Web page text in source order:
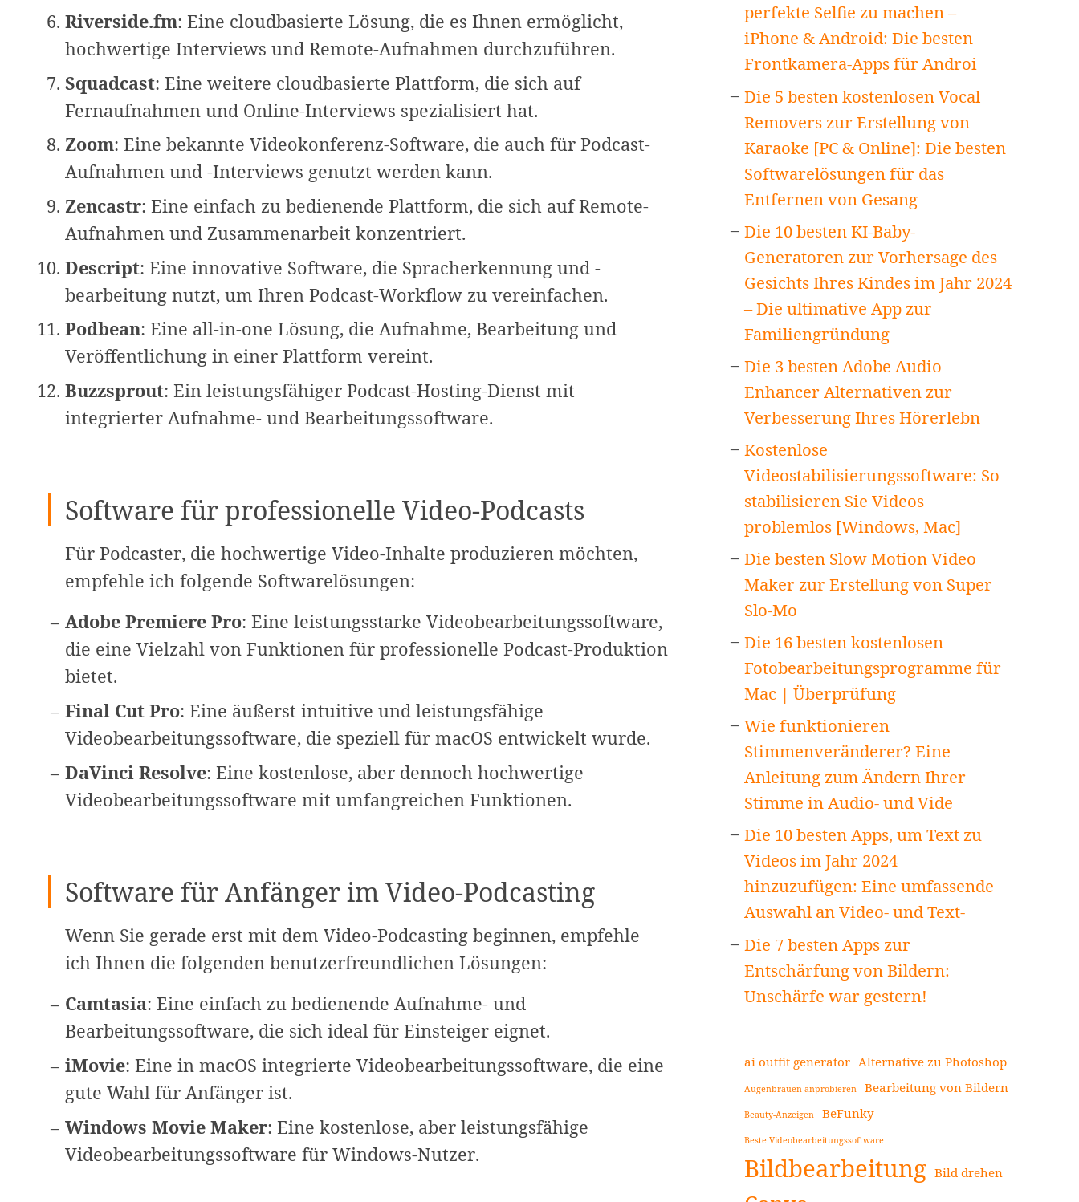
Riverside.fm: Eine cloudbasierte Lösung, die es Ihnen ermöglicht,
hochwertige Interviews und Remote-Aufnahmen durchzuführen.
Squadcast: Eine weitere cloudbasierte Plattform, die sich auf
Fernaufnahmen und Online-Interviews spezialisiert hat.
Zoom: Eine bekannte Videokonferenz-Software, die auch für Podcast-
Aufnahmen und -Interviews genutzt werden kann.
Zencastr: Eine einfach zu bedienende Plattform, die sich auf Remote-
Aufnahmen und Zusammenarbeit konzentriert.
Descript: Eine innovative Software, die Spracherkennung und -
bearbeitung nutzt, um Ihren Podcast-Workflow zu vereinfachen.
Podbean: Eine all-in-one Lösung, die Aufnahme, Bearbeitung und
Veröffentlichung in einer Plattform vereint.
Buzzsprout: Ein leistungsfähiger Podcast-Hosting-Dienst mit
integrierter Aufnahme- und Bearbeitungssoftware.
Software für professionelle Video-Podcasts
Für Podcaster, die hochwertige Video-Inhalte produzieren möchten,
empfehle ich folgende Softwarelösungen:
Adobe Premiere Pro: Eine leistungsstarke Videobearbeitungssoftware,
die eine Vielzahl von Funktionen für professionelle Podcast-Produktion
bietet.
Final Cut Pro: Eine äußerst intuitive und leistungsfähige
Videobearbeitungssoftware, die speziell für macOS entwickelt wurde.
DaVinci Resolve: Eine kostenlose, aber dennoch hochwertige
Videobearbeitungssoftware mit umfangreichen Funktionen.
Software für Anfänger im Video-Podcasting
Wenn Sie gerade erst mit dem Video-Podcasting beginnen, empfehle
ich Ihnen die folgenden benutzerfreundlichen Lösungen:
Camtasia: Eine einfach zu bedienende Aufnahme- und
Bearbeitungssoftware, die sich ideal für Einsteiger eignet.
iMovie: Eine in macOS integrierte Videobearbeitungssoftware, die eine
gute Wahl für Anfänger ist.
Windows Movie Maker: Eine kostenlose, aber leistungsfähige
Videobearbeitungssoftware für Windows-Nutzer.
perfekte Selfie zu machen –
iPhone & Android: Die besten
Frontkamera-Apps für Androi
Die 5 besten kostenlosen Vocal
Removers zur Erstellung von
Karaoke [PC & Online]: Die besten
Softwarelösungen für das
Entfernen von Gesang
Die 10 besten KI-Baby-
Generatoren zur Vorhersage des
Gesichts Ihres Kindes im Jahr 2024
– Die ultimative App zur
Familiengründung
Die 3 besten Adobe Audio
Enhancer Alternativen zur
Verbesserung Ihres Hörerlebn
Kostenlose
Videostabilisierungssoftware: So
stabilisieren Sie Videos
problemlos [Windows, Mac]
Die besten Slow Motion Video
Maker zur Erstellung von Super
Slo-Mo
Die 16 besten kostenlosen
Fotobearbeitungsprogramme für
Mac | Überprüfung
Wie funktionieren
Stimmenveränderer? Eine
Anleitung zum Ändern Ihrer
Stimme in Audio- und Vide
Die 10 besten Apps, um Text zu
Videos im Jahr 2024
hinzuzufügen: Eine umfassende
Auswahl an Video- und Text-
Die 7 besten Apps zur
Entschärfung von Bildern:
Unschärfe war gestern!
ai outfit generator Alternative zu Photoshop
Augenbrauen anprobieren Bearbeitung von Bildern
Beauty-Anzeigen BeFunky
Beste Videobearbeitungssoftware
Bildbearbeitung Bild drehen